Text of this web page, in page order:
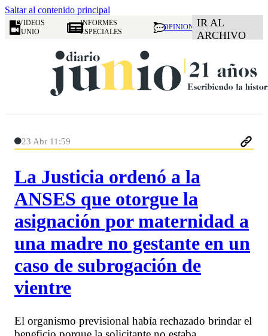
Saltar al contenido principal
VIDEOS
JUNIO
INFORMES
ESPECIALES
OPINION IR AL
ARCHIVO
23 Abr 11:59
La Justicia ordenó a la
ANSES que otorgue la
asignación por maternidad a
una madre no gestante en un
caso de subrogación de
vientre
El organismo previsional había rechazado brindar el